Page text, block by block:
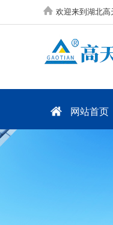
欢迎来到湖北高
网站首页